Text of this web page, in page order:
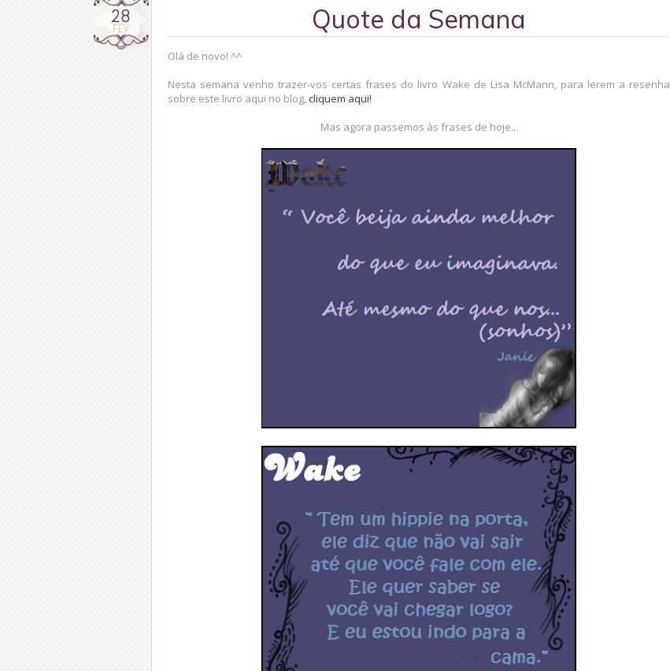
28
FEV Quote da Semana
Olá de novo! ^^
Nesta semana venho trazer-vos certas frases do livro Wake de Lisa McMann, para lerem a resenha
sobre este livro aqui no blog, cliquem aqui!
Mas agora passemos às frases de hoje...